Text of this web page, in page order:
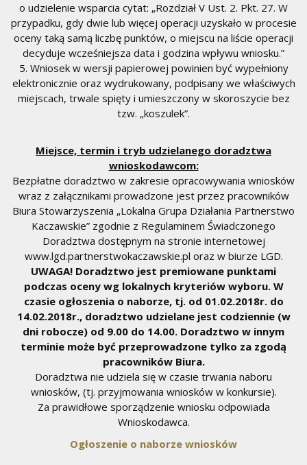
o udzielenie wsparcia cytat: „Rozdział V Ust. 2. Pkt. 27. W
przypadku, gdy dwie lub więcej operacji uzyskało w procesie
oceny taką samą liczbę punktów, o miejscu na liście operacji
decyduje wcześniejsza data i godzina wpływu wniosku.”
5. Wniosek w wersji papierowej powinien być wypełniony
elektronicznie oraz wydrukowany, podpisany we właściwych
miejscach, trwale spięty i umieszczony w skoroszycie bez
tzw. „koszulek”.
Miejsce, termin i tryb udzielanego doradztwa
wnioskodawcom:
Bezpłatne doradztwo w zakresie opracowywania wniosków
wraz z załącznikami prowadzone jest przez pracowników
Biura Stowarzyszenia „Lokalna Grupa Działania Partnerstwo
Kaczawskie” zgodnie z Regulaminem Świadczonego
Doradztwa dostępnym na stronie internetowej
www.lgd.partnerstwokaczawskie.pl oraz w biurze LGD.
UWAGA! Doradztwo jest premiowane punktami
podczas oceny wg lokalnych kryteriów wyboru. W
czasie ogłoszenia o naborze, tj. od 01.02.2018r. do
14.02.2018r., doradztwo udzielane jest codziennie (w
dni robocze) od 9.00 do 14.00. Doradztwo w innym
terminie może być przeprowadzone tylko za zgodą
pracowników Biura.
Doradztwa nie udziela się w czasie trwania naboru
wniosków, (tj. przyjmowania wniosków w konkursie).
Za prawidłowe sporządzenie wniosku odpowiada
Wnioskodawca.
Ogłoszenie o naborze wniosków